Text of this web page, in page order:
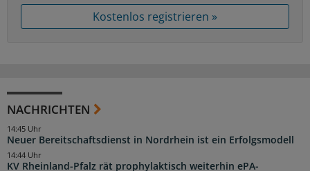
Kostenlos registrieren »
NACHRICHTEN
Neuer Bereitschaftsdienst in Nordrhein ist ein Erfolgsmodell
14:45 Uhr
KV Rheinland-Pfalz rät prophylaktisch weiterhin ePA-
14:44 Uhr